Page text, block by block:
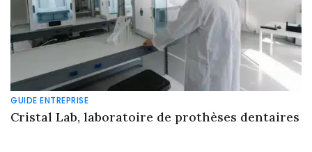
GUIDE ENTREPRISE
Cristal Lab, laboratoire de prothèses dentaires